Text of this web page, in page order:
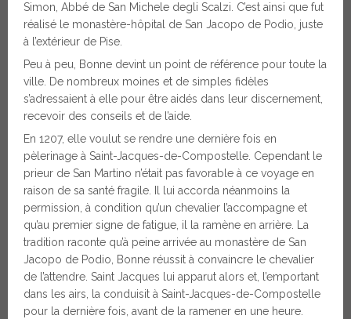
Simon, Abbé de San Michele degli Scalzi. C’est ainsi que fut
réalisé le monastère-hôpital de San Jacopo de Podio, juste
à l’extérieur de Pise.
Peu à peu, Bonne devint un point de référence pour toute la
ville. De nombreux moines et de simples fidèles
s’adressaient à elle pour être aidés dans leur discernement,
recevoir des conseils et de l’aide.
En 1207, elle voulut se rendre une dernière fois en
pèlerinage à Saint-Jacques-de-Compostelle. Cependant le
prieur de San Martino n’était pas favorable à ce voyage en
raison de sa santé fragile. Il lui accorda néanmoins la
permission, à condition qu’un chevalier l’accompagne et
qu’au premier signe de fatigue, il la ramène en arrière. La
tradition raconte qu’à peine arrivée au monastère de San
Jacopo de Podio, Bonne réussit à convaincre le chevalier
de l’attendre. Saint Jacques lui apparut alors et, l’emportant
dans les airs, la conduisit à Saint-Jacques-de-Compostelle
pour la dernière fois, avant de la ramener en une heure.